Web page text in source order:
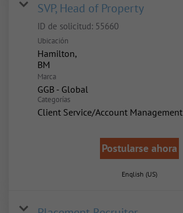
SVP, Head of Property
ID de solicitud: 55660
Ubicación
Hamilton,
Marca
GGB - Global
Categorías
Client Service/Account Management
Postularse ahora
English (US)